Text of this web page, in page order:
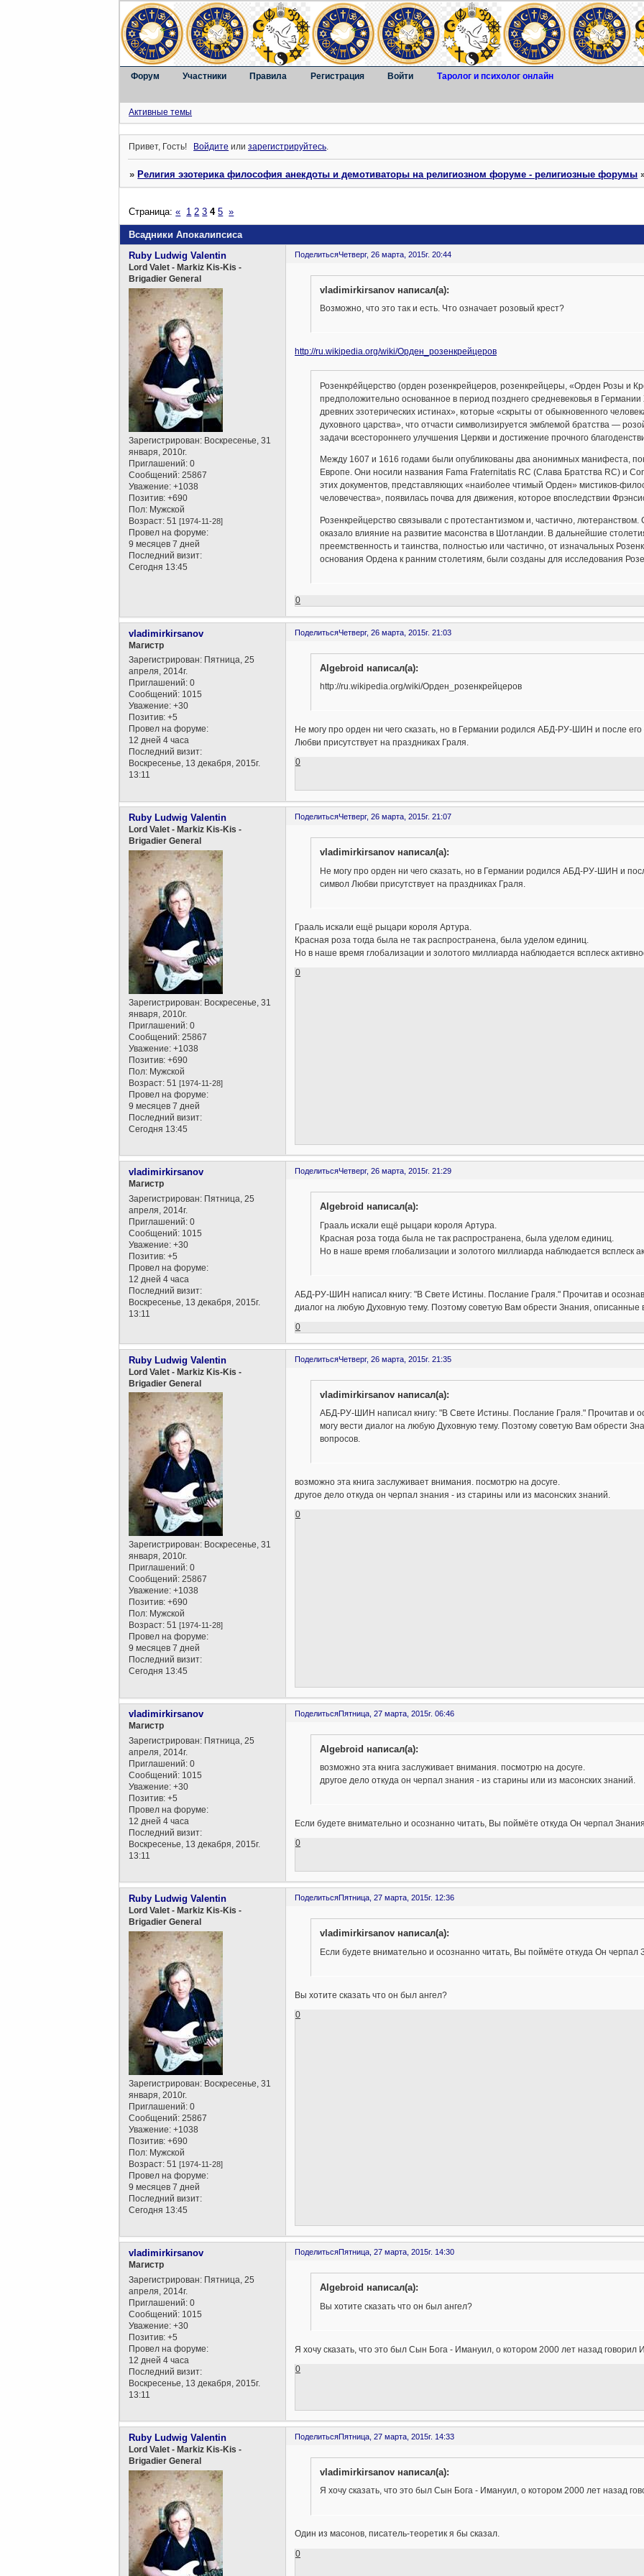
Форум Участники Правила Регистрация Войти Таролог и психолог онлайн
Активные темы
Привет, Гость! Войдите илизарегистрируйтесь.
»Религия эзотерика философия анекдоты и демотиваторы на религиозном форуме - религиозные форумы
Всадники Апокалипсиса
Страница:« 1 2 3 4 5 »
ПоделитьсяЧетверг, 26 марта, 2015г. 20:44
Ruby Ludwig Valentin
Lord Valet - Markiz Kis-Kis -
Brigadier General
Зарегистрирован: Воскресенье, 31
января, 2010г.
Приглашений: 0
Сообщений: 25867
Уважение: +1038
Позитив: +690
Пол: Мужской
Возраст: 51[1974-11-28]
Провел на форуме:
9 месяцев 7 дней
Последний визит:
Сегодня 13:45
vladimirkirsanov написал(а):
Возможно, что это так и есть. Что означает розовый крест?
http://ru.wikipedia.org/wiki/Орден_розенкрейцеров
Розенкре́йцерство (орден розенкрейцеров, розенкрейцеры, «Орден Розы и
предположительно основанное в период позднего средневековья в
древних эзотерических истинах», которые «скрыты от обыкновенного
духовного царства», что отчасти символизируется эмблемой братства —
задачи всестороннего улучшения Церкви и достижение прочного
Между 1607 и 1616 годами были опубликованы два анонимных манифеста,
Европе. Они носили названия Fama Fraternitatis RC (Слава Братства RC) и
этих документов, представляющих «наиболее чтимый Орден» мистиков-
человечества», появилась почва для движения, которое впоследствии
Розенкрейцерство связывали с протестантизмом и, частично,
оказало влияние на развитие масонства в Шотландии. В дальнейшие
преемственность и таинства, полностью или частично, от изначальных
основания Ордена к ранним столетиям, были созданы для исследования
0
ПоделитьсяЧетверг, 26 марта, 2015г. 21:03
vladimirkirsanov
Магистр
Зарегистрирован: Пятница, 25
апреля, 2014г.
Приглашений: 0
Сообщений: 1015
Уважение: +30
Позитив: +5
Провел на форуме:
12 дней 4 часа
Последний визит:
Воскресенье, 13 декабря, 2015г.
13:11
Algebroid написал(а):
http://ru.wikipedia.org/wiki/Орден_розенкрейцеров
Не могу про орден ни чего сказать, но в Германии родился АБД-РУ-ШИН и после
Любви присутствует на праздниках Граля.
0
ПоделитьсяЧетверг, 26 марта, 2015г. 21:07
Ruby Ludwig Valentin
Lord Valet - Markiz Kis-Kis -
Brigadier General
Зарегистрирован: Воскресенье, 31
января, 2010г.
Приглашений: 0
Сообщений: 25867
Уважение: +1038
Позитив: +690
Пол: Мужской
Возраст: 51[1974-11-28]
Провел на форуме:
9 месяцев 7 дней
Последний визит:
Сегодня 13:45
vladimirkirsanov написал(а):
Не могу про орден ни чего сказать, но в Германии родился АБД-РУ-ШИН и
символ Любви присутствует на праздниках Граля.
Грааль искали ещё рыцари короля Артура.
Красная роза тогда была не так распространена, была уделом единиц.
Но в наше время глобализации и золотого миллиарда наблюдается всплеск
0
ПоделитьсяЧетверг, 26 марта, 2015г. 21:29
vladimirkirsanov
Магистр
Зарегистрирован: Пятница, 25
апреля, 2014г.
Приглашений: 0
Сообщений: 1015
Уважение: +30
Позитив: +5
Провел на форуме:
12 дней 4 часа
Последний визит:
Воскресенье, 13 декабря, 2015г.
13:11
Algebroid написал(а):
Грааль искали ещё рыцари короля Артура.
Красная роза тогда была не так распространена, была уделом единиц.
Но в наше время глобализации и золотого миллиарда наблюдается всплеск
АБД-РУ-ШИН написал книгу: "В Свете Истины. Послание Граля." Прочитав и
диалог на любую Духовную тему. Поэтому советую Вам обрести Знания, описанные
0
ПоделитьсяЧетверг, 26 марта, 2015г. 21:35
Ruby Ludwig Valentin
Lord Valet - Markiz Kis-Kis -
Brigadier General
Зарегистрирован: Воскресенье, 31
января, 2010г.
Приглашений: 0
Сообщений: 25867
Уважение: +1038
Позитив: +690
Пол: Мужской
Возраст: 51[1974-11-28]
Провел на форуме:
9 месяцев 7 дней
Последний визит:
Сегодня 13:45
vladimirkirsanov написал(а):
АБД-РУ-ШИН написал книгу: "В Свете Истины. Послание Граля." Прочитав и
могу вести диалог на любую Духовную тему. Поэтому советую Вам обрести
вопросов.
возможно эта книга заслуживает внимания. посмотрю на досуге.
другое дело откуда он черпал знания - из старины или из масонских знаний.
0
ПоделитьсяПятница, 27 марта, 2015г. 06:46
vladimirkirsanov
Магистр
Зарегистрирован: Пятница, 25
апреля, 2014г.
Приглашений: 0
Сообщений: 1015
Уважение: +30
Позитив: +5
Провел на форуме:
12 дней 4 часа
Последний визит:
Воскресенье, 13 декабря, 2015г.
13:11
Algebroid написал(а):
возможно эта книга заслуживает внимания. посмотрю на досуге.
другое дело откуда он черпал знания - из старины или из масонских знаний.
Если будете внимательно и осознанно читать, Вы поймёте откуда Он черпал
0
ПоделитьсяПятница, 27 марта, 2015г. 12:36
Ruby Ludwig Valentin
Lord Valet - Markiz Kis-Kis -
Brigadier General
Зарегистрирован: Воскресенье, 31
января, 2010г.
Приглашений: 0
Сообщений: 25867
Уважение: +1038
Позитив: +690
Пол: Мужской
Возраст: 51[1974-11-28]
Провел на форуме:
9 месяцев 7 дней
Последний визит:
Сегодня 13:45
vladimirkirsanov написал(а):
Если будете внимательно и осознанно читать, Вы поймёте откуда Он черпал
Вы хотите сказать что он был ангел?
0
ПоделитьсяПятница, 27 марта, 2015г. 14:30
vladimirkirsanov
Магистр
Зарегистрирован: Пятница, 25
апреля, 2014г.
Приглашений: 0
Сообщений: 1015
Уважение: +30
Позитив: +5
Провел на форуме:
12 дней 4 часа
Последний визит:
Воскресенье, 13 декабря, 2015г.
13:11
Algebroid написал(а):
Вы хотите сказать что он был ангел?
Я хочу сказать, что это был Сын Бога - Имануил, о котором 2000 лет назад
0
ПоделитьсяПятница, 27 марта, 2015г. 14:33
Ruby Ludwig Valentin
Lord Valet - Markiz Kis-Kis -
Brigadier General
vladimirkirsanov написал(а):
Я хочу сказать, что это был Сын Бога - Имануил, о котором 2000 лет назад
Один из масонов, писатель-теоретик я бы сказал.
0